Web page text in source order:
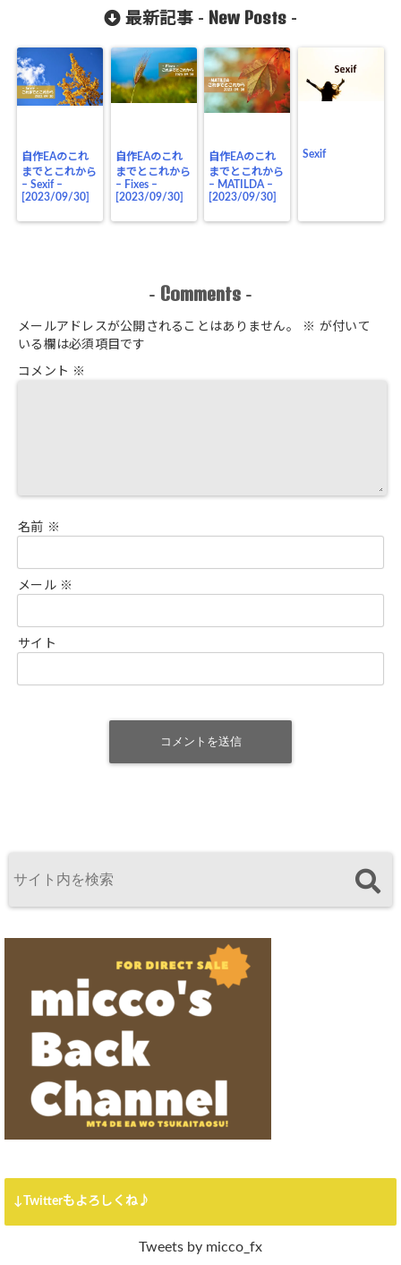
最新記事 - New Posts -
自作EAのこれ
までとこれから
– Sexif –
[2023/09/30]
自作EAのこれ
までとこれから
– Fixes –
[2023/09/30]
自作EAのこれ
までとこれから
– MATILDA –
[2023/09/30]
Sexif
- Comments -
メールアドレスが公開されることはありません。 ※ が付いて
いる欄は必須項目です
コメント ※
名前 ※
メール ※
サイト
↓Twitterもよろしくね♪
Tweets by micco_fx